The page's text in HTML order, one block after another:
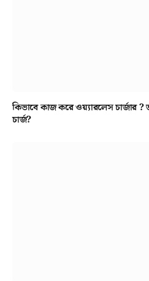
কিভাবে কাজ করে ওয়্যারলেস চার্জার
চার্জ?